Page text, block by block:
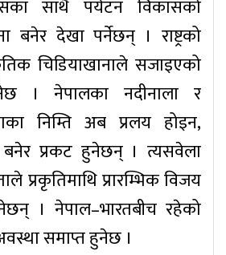
साथै पर्यटन विकासको
बनेर देखा पर्नेछन् । राष्ट्रको
चिडियाखानाले सजाइएको
। नेपालका नदीनाला र
निम्ति अब प्रलय होइन,
प्रकट हुनेछन् । त्यसवेला
प्रकृतिमाथि प्रारम्भिक विजय
। नेपाल–भारतबीच रहेको
समाप्त हुनेछ ।